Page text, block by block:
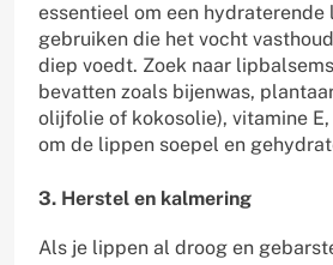
essentieel om een
gebruiken die het vocht
diep voedt. Zoek naar
bevatten zoals bijenwas,
olijfolie of kokosolie), vitamine
om de lippen soepel en
3. Herstel en kalmering
Als je lippen al droog en